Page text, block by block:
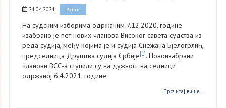
21.04.2021 Вести
На судским изборима одржаним 7.12.2020. године
изабрано је пет нових чланова Високог савета судства из
реда судија, међу којима је и судија Снежана Бјелогрлић,
председница Друштва судија Србије[1]. Новоизабрани
чланови ВСС-а ступили су на дужност на седници
одржаној 6.4.2021. године.
Прочитај више...